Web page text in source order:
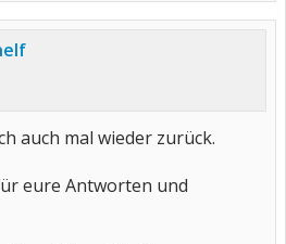
auch mal wieder zurück.
eure Antworten und